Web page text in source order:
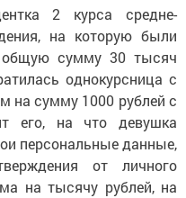
2 курса средне-
на которую были
сумму 30 тысяч
однокурсница с
на сумму 1000 рублей с
его, на что девушка
персональные данные,
от личного
на тысячу рублей, на